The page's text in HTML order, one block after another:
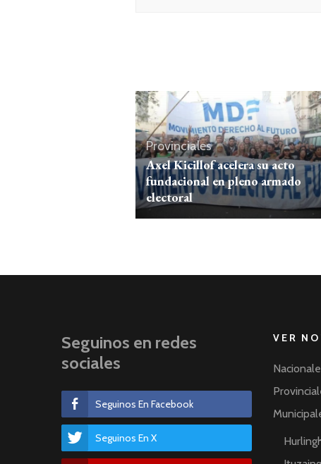
Provinciales
Axel Kicillof acelera su acto
fundacional en pleno armado
electoral
Seguinos en redes
sociales
Seguinos En Facebook
Seguinos En X
VER